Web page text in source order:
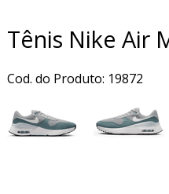
Tênis Nike Air
Cod. do Produto: 19872